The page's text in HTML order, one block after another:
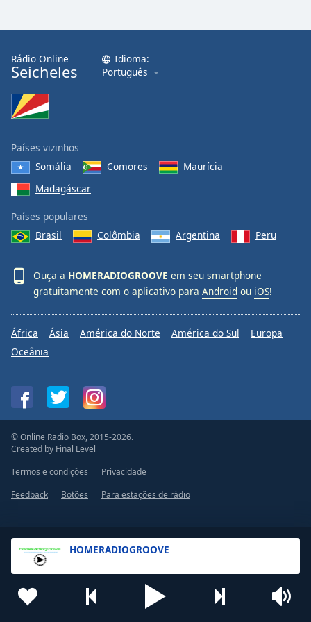
HOMERADIOGROOVE
Rádio Online
Seicheles
Idioma:
Português
Países vizinhos
Somália
Comores
Maurícia
Madagáscar
Países populares
Brasil
Colômbia Argentina Peru
Ouça a HOMERADIOGROOVE em seu smartphone
gratuitamente com o aplicativo para Android ou iOS!
África Ásia América do Norte América do Sul
Europa
Oceânia
© Online Radio Box, 2015-2026.
Created by Final Level
Termos e condições
Privacidade
Feedback
Botões Para estações de rádio